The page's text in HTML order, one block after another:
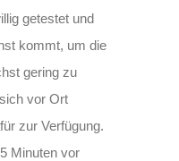
getestet und
kommt, um die
gering zu
vor Ort
zur Verfügung.
Minuten vor